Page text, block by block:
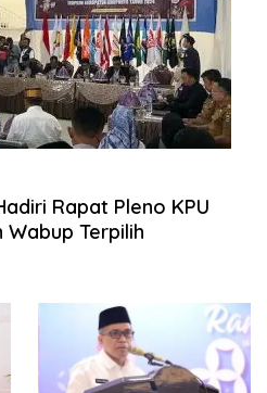
Rapat Pleno KPU
Terpilih